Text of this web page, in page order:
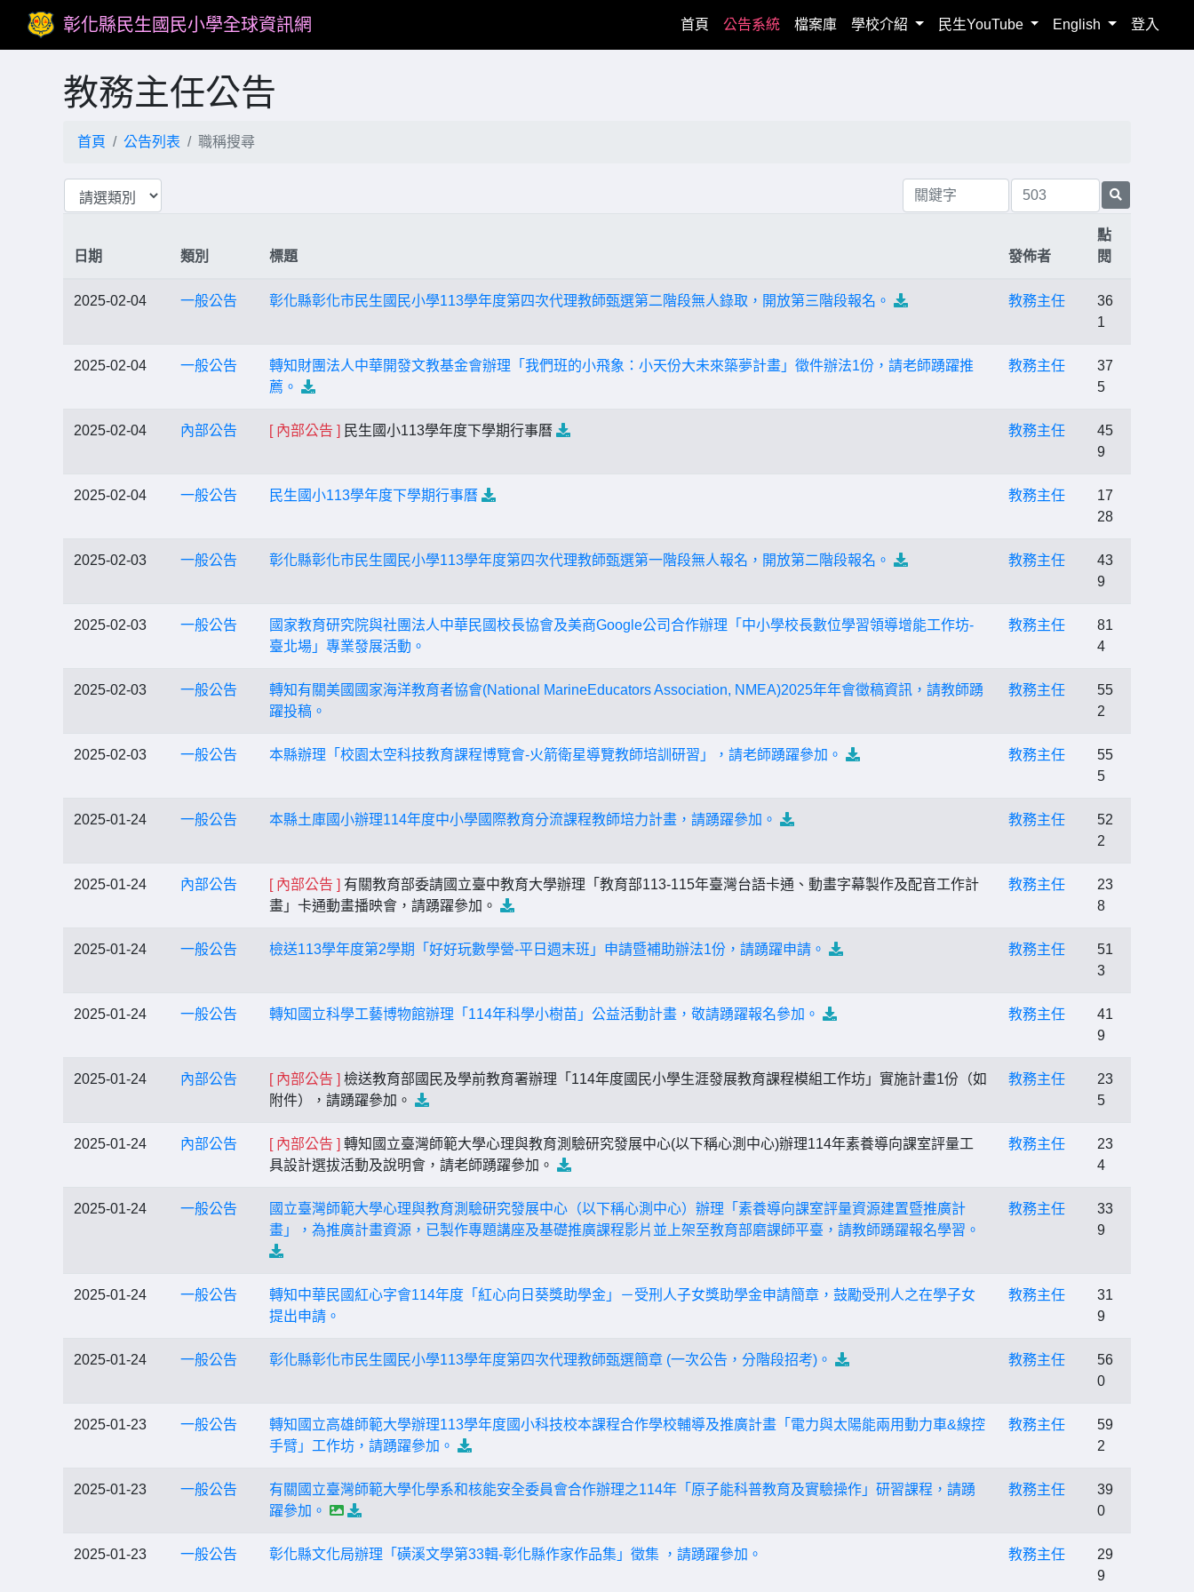
彰化縣民生國民小學全球資訊網 首頁(current)
公告系統 檔案庫 學校介紹 民生YouTube English 登入
教務主任公告
首頁 公告列表 職稱搜尋
日期 類別 標題 發佈者
點
閱
2025-02-04 一般公告 彰化縣彰化市民生國民小學113學年度第四次代理教師甄選第二階段無人錄取，開放第三階段報名。 教務主任
36
1
2025-02-04 一般公告
轉知財團法人中華開發文教基金會辦理「我們班的小飛象：小天份大未來築夢計畫」徵件辦法1份，請老師踴躍推
薦。
教務主任
37
5
2025-02-04 內部公告 [ 內部公告 ] 民生國小113學年度下學期行事曆 教務主任
45
9
2025-02-04 一般公告 民生國小113學年度下學期行事曆 教務主任
17
28
2025-02-03 一般公告 彰化縣彰化市民生國民小學113學年度第四次代理教師甄選第一階段無人報名，開放第二階段報名。 教務主任
43
9
2025-02-03 一般公告
國家教育研究院與社團法人中華民國校長協會及美商Google公司合作辦理「中小學校長數位學習領導增能工作坊-
臺北場」專業發展活動。
教務主任
81
4
2025-02-03 一般公告
轉知有關美國國家海洋教育者協會(National MarineEducators Association, NMEA)2025年年會徵稿資訊，請教師踴
躍投稿。
教務主任
55
2
2025-02-03 一般公告 本縣辦理「校園太空科技教育課程博覽會-火箭衛星導覽教師培訓研習」，請老師踴躍參加。 教務主任
55
5
2025-01-24 一般公告 本縣土庫國小辦理114年度中小學國際教育分流課程教師培力計畫，請踴躍參加。 教務主任
52
2
2025-01-24 內部公告 [ 內部公告 ] 有關教育部委請國立臺中教育大學辦理「教育部113-115年臺灣台語卡通、動畫字幕製作及配音工作計
畫」卡通動畫播映會，請踴躍參加。
教務主任
23
8
2025-01-24 一般公告 檢送113學年度第2學期「好好玩數學營-平日週末班」申請暨補助辦法1份，請踴躍申請。 教務主任
51
3
2025-01-24 一般公告 轉知國立科學工藝博物館辦理「114年科學小樹苗」公益活動計畫，敬請踴躍報名參加。 教務主任
41
9
2025-01-24 內部公告 [ 內部公告 ] 檢送教育部國民及學前教育署辦理「114年度國民小學生涯發展教育課程模組工作坊」實施計畫1份（如
附件），請踴躍參加。
教務主任
23
5
2025-01-24 內部公告 [ 內部公告 ] 轉知國立臺灣師範大學心理與教育測驗研究發展中心(以下稱心測中心)辦理114年素養導向課室評量工
具設計選拔活動及說明會，請老師踴躍參加。
教務主任
23
4
2025-01-24 一般公告
國立臺灣師範大學心理與教育測驗研究發展中心（以下稱心測中心）辦理「素養導向課室評量資源建置暨推廣計
畫」，為推廣計畫資源，已製作專題講座及基礎推廣課程影片並上架至教育部磨課師平臺，請教師踴躍報名學習。
教務主任
33
9
2025-01-24 一般公告
轉知中華民國紅心字會114年度「紅心向日葵獎助學金」－受刑人子女獎助學金申請簡章，鼓勵受刑人之在學子女
提出申請。
教務主任
31
9
2025-01-24 一般公告 彰化縣彰化市民生國民小學113學年度第四次代理教師甄選簡章 (一次公告，分階段招考)。 教務主任
56
0
2025-01-23 一般公告
轉知國立高雄師範大學辦理113學年度國小科技校本課程合作學校輔導及推廣計畫「電力與太陽能兩用動力車&線控
手臂」工作坊，請踴躍參加。
教務主任
59
2
2025-01-23 一般公告
有關國立臺灣師範大學化學系和核能安全委員會合作辦理之114年「原子能科普教育及實驗操作」研習課程，請踴
躍參加。
教務主任
39
0
2025-01-23 一般公告 彰化縣文化局辦理「磺溪文學第33輯-彰化縣作家作品集」徵集 ，請踴躍參加。 教務主任
29
9